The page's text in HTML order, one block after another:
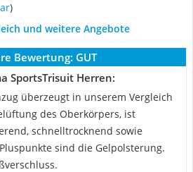
)
und weitere Angebote
Bewertung: GUT
SportsTrisuit Herren:
überzeugt in unserem Vergleich
des Oberkörpers, ist
schnelltrocknend sowie
sind die Gelpolsterung.